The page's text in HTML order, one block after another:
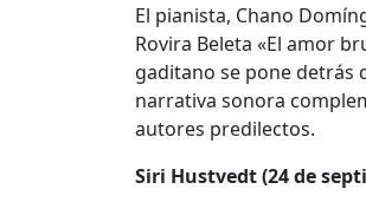
El pianista, Chano
Rovira Beleta «El amor
gaditano se pone detrás
narrativa sonora
autores predilectos.
Siri Hustvedt (24 de